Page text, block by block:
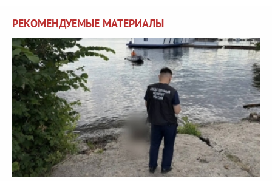
РЕКОМЕНДУЕМЫЕ МАТЕРИАЛЫ